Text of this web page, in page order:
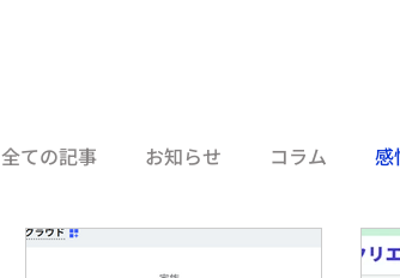
全ての記事 お知らせ コラム 感